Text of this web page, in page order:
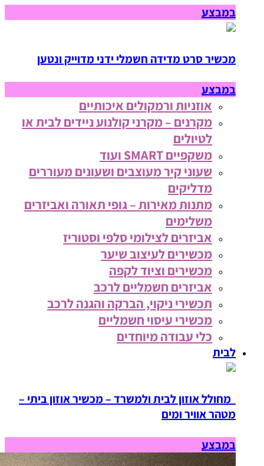
במבצע
מכשיר סרט מדידה חשמלי ידני מדוייק ונטען
במבצע
אוזניות ורמקולים איכותיים
מקרנים – מקרני קולנוע ניידים לבית או
לטיולים
משקפיים SMART ועוד
שעוני קיר מעוצבים ושעונים מעוררים
מדליקים
מתנות מאירות – גופי תאורה ואביזרים
משלימים
אביזרים לצילומי סלפי וסטוריז
מכשירים לעיצוב שיער
מכשירים וציוד לקפה
אביזרים חשמליים לרכב
תכשירי ניקוי, הברקה והגנה לרכב
מכשירי עיסוי חשמליים
כלי עבודה מיוחדים
לבית
מחולל אוזון לבית ולמשרד – מכשיר אוזון ביתי –
מטהר אוויר ומים
במבצע